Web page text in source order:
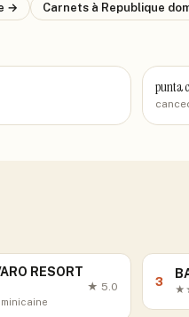
→ Carnets à Republique
punta
RESORT
★ 5.0 3